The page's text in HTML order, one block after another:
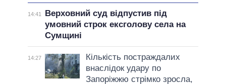
14:41
Верховний суд відпустив під
умовний строк ексголову села на
Сумщині
14:27
Кількість постраждалих
внаслідок удару по
Запоріжжю стрімко зросла,